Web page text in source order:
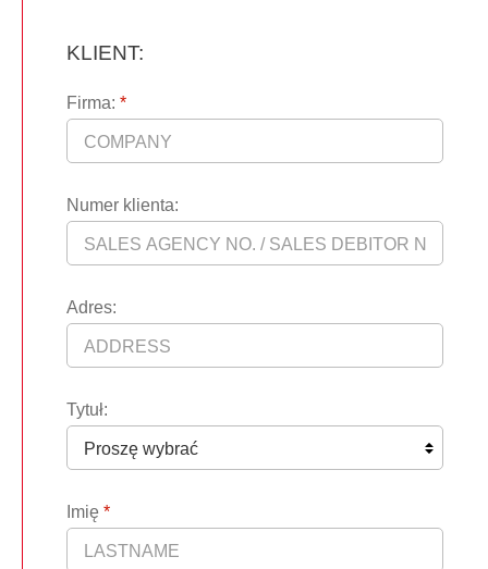
KLIENT:
Firma: *
Numer klienta:
Adres:
Tytuł:
Imię *